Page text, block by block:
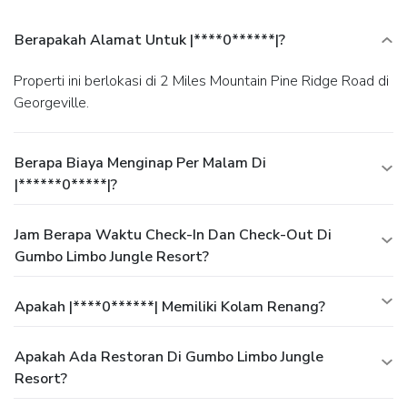
Berapakah Alamat Untuk |****0******|?
Properti ini berlokasi di 2 Miles Mountain Pine Ridge Road di
Georgeville.
Berapa Biaya Menginap Per Malam Di
|******0*****|?
Jam Berapa Waktu Check-In Dan Check-Out Di
Gumbo Limbo Jungle Resort?
Apakah |****0******| Memiliki Kolam Renang?
Apakah Ada Restoran Di Gumbo Limbo Jungle
Resort?